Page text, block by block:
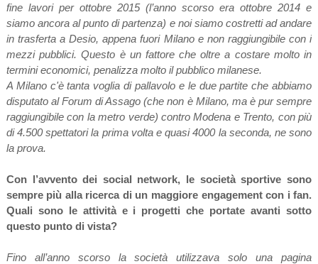
fine lavori per ottobre 2015 (l’anno scorso era ottobre 2014 e
siamo ancora al punto di partenza) e noi siamo costretti ad andare
in trasferta a Desio, appena fuori Milano e non raggiungibile con i
mezzi pubblici. Questo è un fattore che oltre a costare molto in
termini economici, penalizza molto il pubblico milanese.
A Milano c'è tanta voglia di pallavolo e le due partite che abbiamo
disputato al Forum di Assago (che non è Milano, ma è pur sempre
raggiungibile con la metro verde) contro Modena e Trento, con più
di 4.500 spettatori la prima volta e quasi 4000 la seconda, ne sono
la prova.
Con l’avvento dei social network, le società sportive sono
sempre più alla ricerca di un maggiore engagement con i fan.
Quali sono le attività e i progetti che portate avanti sotto
questo punto di vista?
Fino all’anno scorso la società utilizzava solo una pagina